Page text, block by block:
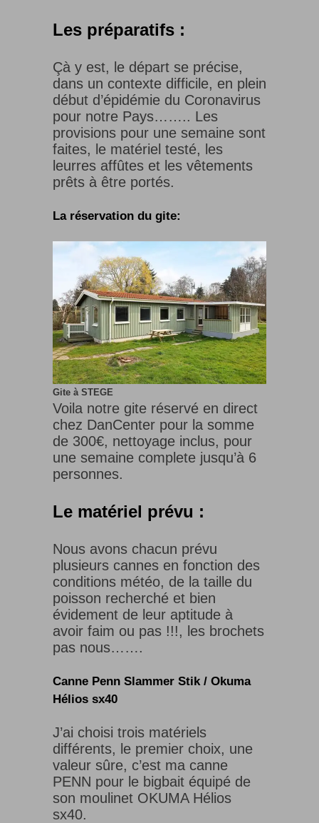
Les préparatifs :
Çà y est, le départ se précise,
dans un contexte difficile, en plein
début d’épidémie du Coronavirus
pour notre Pays…….. Les
provisions pour une semaine sont
faites, le matériel testé, les
leurres affûtes et les vêtements
prêts à être portés.
La réservation du gite:
Gite à STEGE
Voila notre gite réservé en direct
chez DanCenter pour la somme
de 300€, nettoyage inclus, pour
une semaine complete jusqu’à 6
personnes.
Le matériel prévu :
Nous avons chacun prévu
plusieurs cannes en fonction des
conditions météo, de la taille du
poisson recherché et bien
évidement de leur aptitude à
avoir faim ou pas !!!, les brochets
pas nous…….
Canne Penn Slammer Stik / Okuma
Hélios sx40
J’ai choisi trois matériels
différents, le premier choix, une
valeur sûre, c’est ma canne
PENN pour le bigbait équipé de
son moulinet OKUMA Hélios
sx40.